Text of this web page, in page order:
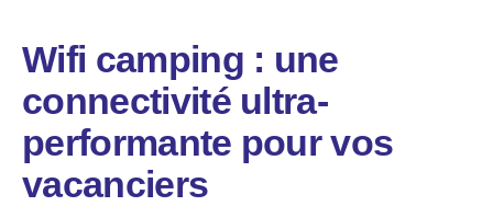
Wifi camping : une
connectivité ultra-
performante pour vos
vacanciers